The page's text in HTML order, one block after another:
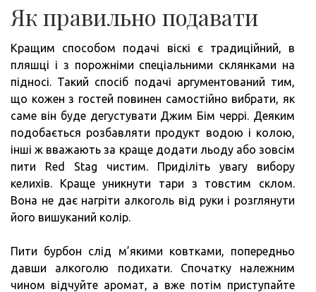
Як правильно подавати
Кращим способом подачі віскі є традиційний, в
пляшці і з порожніми спеціальними склянками на
підносі. Такий спосіб подачі аргументований тим,
що кожен з гостей повинен самостійно вибрати, як
саме він буде дегустувати Джим Бім черрі. Деяким
подобається розбавляти продукт водою і колою,
інші ж вважають за краще додати льоду або зовсім
пити Red Stag чистим. Приділіть увагу вибору
келихів. Краще уникнути тари з товстим склом.
Вона не дає нагріти алкоголь від руки і розглянути
його вишуканий колір.
Пити бурбон слід м’якими ковтками, попередньо
давши алкоголю подихати. Спочатку належним
чином відчуйте аромат, а вже потім приступайте